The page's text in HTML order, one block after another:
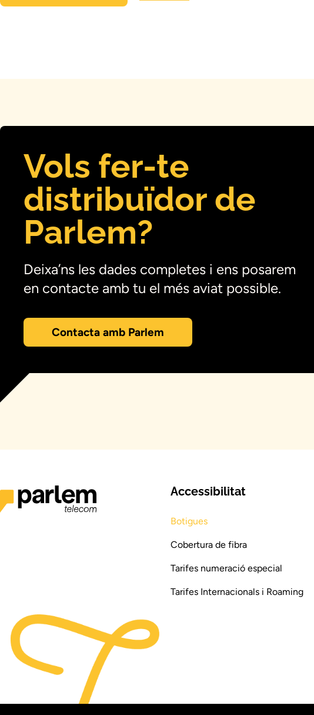
Vols fer-te
distribuïdor de
Parlem?
Deixa’ns les dades completes i ens posarem
en contacte amb tu el més aviat possible.
Contacta amb Parlem
Accessibilitat
Botigues
Cobertura de fibra
Tarifes numeració especial
Tarifes Internacionals i Roaming